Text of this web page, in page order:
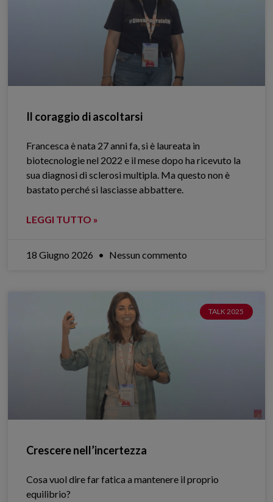
Il coraggio di ascoltarsi
Francesca è nata 27 anni fa, si è laureata in
biotecnologie nel 2022 e il mese dopo ha ricevuto la
sua diagnosi di sclerosi multipla. Ma questo non è
bastato perché si lasciasse abbattere.
LEGGI TUTTO »
18 Giugno 2026 Nessun commento
TALK 2025
Crescere nell’incertezza
Cosa vuol dire far fatica a mantenere il proprio
equilibrio?